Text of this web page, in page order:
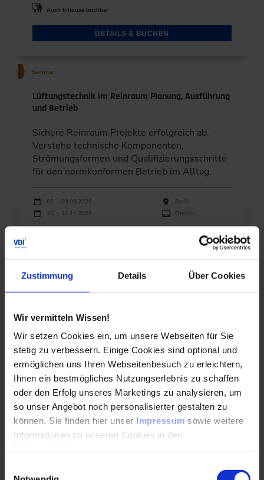
Zustimmung Details Über Cookies
Wir vermitteln Wissen!
Wir setzen Cookies ein, um unsere Webseiten für Sie
stetig zu verbessern. Einige Cookies sind optional und
ermöglichen uns Ihren Webseitenbesuch zu erleichtern,
Ihnen ein bestmögliches Nutzungserlebnis zu schaffen
oder den Erfolg unseres Marketings zu analysieren, um
so unser Angebot noch personalisierter gestalten zu
können. Sie finden hier unser Impressum sowie weitere
Informationen zu unseren Cookies in den
Auch Inhouse buchbar
DETAILS & BUCHEN
Seminar
Lüftungstechnik im Reinraum Planung, Ausführung
und Betrieb
Sichere Reinraum Projekte erfolgreich ab.
Verstehe technische Komponenten,
Strömungsformen und Qualifizierungsschritte
für den normkonformen Betrieb im Alltag.
Durchführungen
Veranstaltungsdatum
08. – 09.09.2026
Berlin
10. – 11.11.2026
Online
Auch Inhouse buchbar
Seminar
Honorar- und Vertragsrecht für Planer -
Ingenieurvertragsrecht
Lernen Sie in diesem Seminar zum
Ingenieurvertragsrecht, wie ein Vertrag
zustande kommt und worauf Sie dabei achten
sollten. ▶ Mehr Infos.
Veranstaltungsdatum Veranstaltungsort
08.09.2026
Online